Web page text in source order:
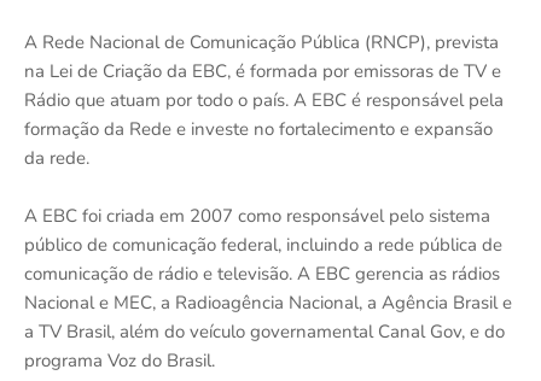
A Rede Nacional de Comunicação Pública (RNCP), prevista
na Lei de Criação da EBC, é formada por emissoras de TV e
Rádio que atuam por todo o país. A EBC é responsável pela
formação da Rede e investe no fortalecimento e expansão
da rede.
A EBC foi criada em 2007 como responsável pelo sistema
público de comunicação federal, incluindo a rede pública de
comunicação de rádio e televisão. A EBC gerencia as rádios
Nacional e MEC, a Radioagência Nacional, a Agência Brasil e
a TV Brasil, além do veículo governamental Canal Gov, e do
programa Voz do Brasil.